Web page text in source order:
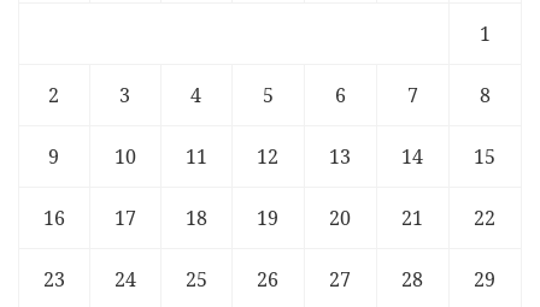
1
2 3 4 5 6 7 8
9 10 11 12 13 14 15
16 17 18 19 20 21 22
23 24 25 26 27 28 29